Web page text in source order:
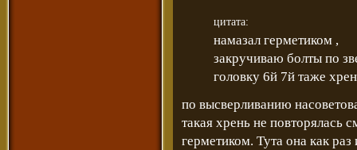
цитата:
намазал герметиком ,
закручиваю болты по
головку 6й 7й таже
по высверливанию
такая хрень не повторялась
герметиком. Тута она как раз